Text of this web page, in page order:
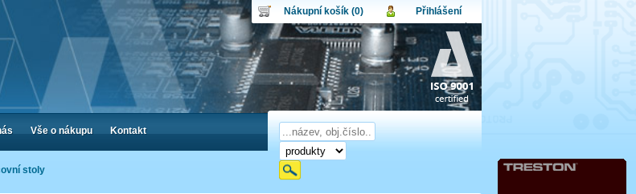
stoly
Nákupní košík (0)
Nákupní košík je momentálně prázdný.
Obsah košíku
Počet produktů:0
Cena celkem:
0,00 CZK
Přihlášení
Uživatel:
Heslo:
Přihlásit
Zapomenuté heslo Nová registrace
Vše o nákupu Kontakt